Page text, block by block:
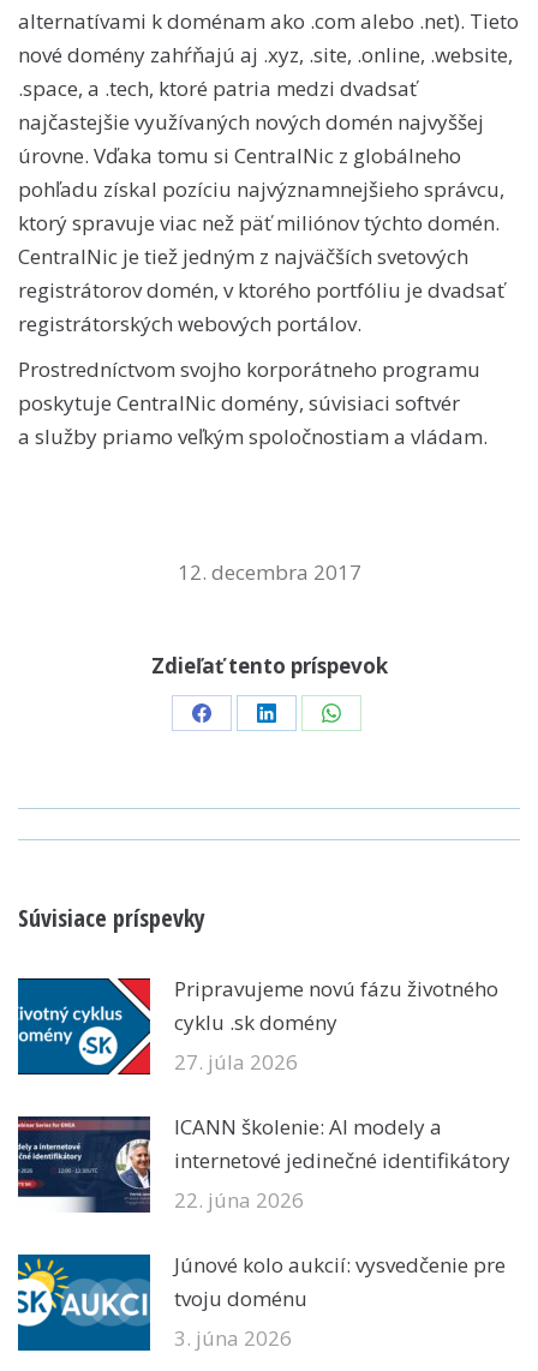
alternatívami k doménam ako .com alebo .net). Tieto
nové domény zahŕňajú aj .xyz, .site, .online, .website,
.space, a .tech, ktoré patria medzi dvadsať
najčastejšie využívaných nových domén najvyššej
úrovne. Vďaka tomu si CentralNic z globálneho
pohľadu získal pozíciu najvýznamnejšieho správcu,
ktorý spravuje viac než päť miliónov týchto domén.
CentralNic je tiež jedným z najväčších svetových
registrátorov domén, v ktorého portfóliu je dvadsať
registrátorských webových portálov.
Prostredníctvom svojho korporátneho programu
poskytuje CentralNic domény, súvisiaci softvér
a služby priamo veľkým spoločnostiam a vládam.
12. decembra 2017
Zdieľať tento príspevok
Share
Facebook
Share
LinkedIn
Share
WhatsApp
Súvisiace príspevky
Pripravujeme novú fázu životného
cyklu .sk domény
27. júla 2026
ICANN školenie: AI modely a
internetové jedinečné identifikátory
22. júna 2026
Júnové kolo aukcií: vysvedčenie pre
tvoju doménu
3. júna 2026